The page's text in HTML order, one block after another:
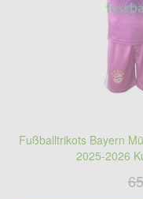
Fußballtrikots Bayern
2025-2026